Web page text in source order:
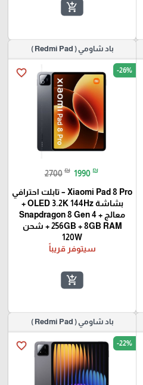
add_shopping_cart
باد شاومي ( Redmi Pad )
favorite_border -26%
2700 ₪ 1990 ₪
Xiaomi Pad 8 Pro – تابلت احترافي
بشاشة OLED 3.2K 144Hz +
معالج Snapdragon 8 Gen 4 +
256GB + 8GB RAM + شحن
120W
سيتوفر قريباً
add_shopping_cart
باد شاومي ( Redmi Pad )
favorite_border -22%